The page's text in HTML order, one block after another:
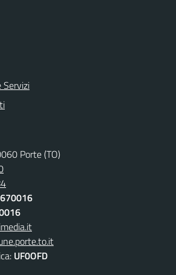
Porte (TO)
UF0OFD